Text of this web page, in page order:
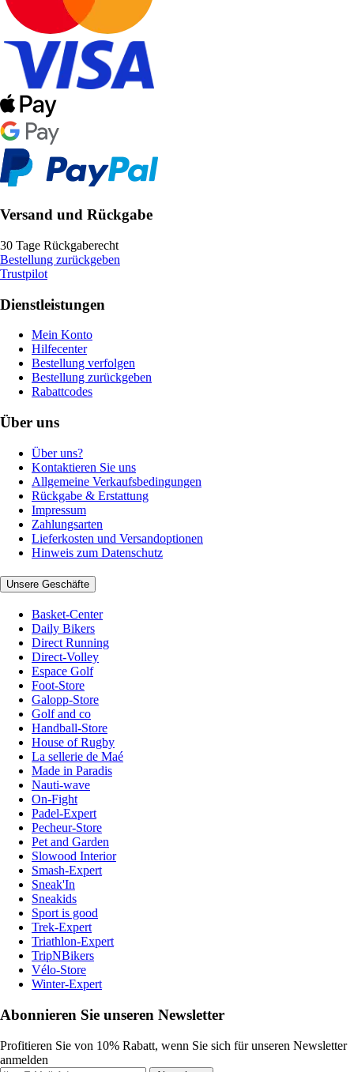
Versand und Rückgabe
30 Tage Rückgaberecht
Bestellung zurückgeben
Trustpilot
Dienstleistungen
Mein Konto
Hilfecenter
Bestellung verfolgen
Bestellung zurückgeben
Rabattcodes
Über uns
Über uns?
Kontaktieren Sie uns
Allgemeine Verkaufsbedingungen
Rückgabe & Erstattung
Impressum
Zahlungsarten
Lieferkosten und Versandoptionen
Hinweis zum Datenschutz
Unsere Geschäfte
Basket-Center
Daily Bikers
Direct Running
Direct-Volley
Espace Golf
Foot-Store
Galopp-Store
Golf and co
Handball-Store
House of Rugby
La sellerie de Maé
Made in Paradis
Nauti-wave
On-Fight
Padel-Expert
Pecheur-Store
Pet and Garden
Slowood Interior
Smash-Expert
Sneak'In
Sneakids
Sport is good
Trek-Expert
Triathlon-Expert
TripNBikers
Vélo-Store
Winter-Expert
Abonnieren Sie unseren Newsletter
Profitieren Sie von 10% Rabatt, wenn Sie sich für unseren Newsletter
anmelden